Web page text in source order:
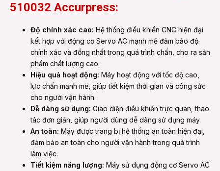
510032 Accurpress:
Độ chính xác cao: Hệ thống điều khiển CNC hiện đại
kết hợp với động cơ Servo AC mạnh mẽ đảm bảo độ
chính xác và đồng nhất trong quá trình chấn, cho ra sản
phẩm chất lượng cao.
Hiệu quả hoạt động: Máy hoạt động với tốc độ cao,
lực chấn mạnh mẽ, giúp tiết kiệm thời gian và công sức
cho người vận hành.
Dễ dàng sử dụng: Giao diện điều khiển trực quan, thao
tác đơn giản, giúp người dùng dễ dàng sử dụng máy.
An toàn: Máy được trang bị hệ thống an toàn hiện đại,
đảm bảo an toàn cho người vận hành trong quá trình
làm việc.
Tiết kiệm năng lượng: Máy sử dụng động cơ Servo AC